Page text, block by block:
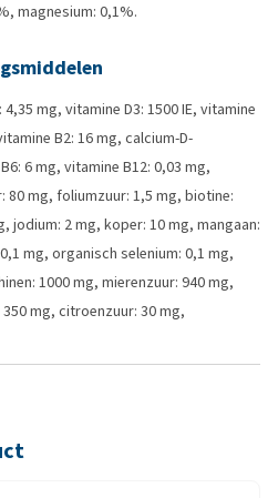
magnesium: 0,1%.
mg, vitamine D3: 1500 IE, vitamine
B2: 16 mg, calcium-D-
6 mg, vitamine B12: 0,03 mg,
80 mg, foliumzuur: 1,5 mg, biotine:
jodium: 2 mg, koper: 10 mg, mangaan:
mg, organisch selenium: 0,1 mg,
1000 mg, mierenzuur: 940 mg,
mg, citroenzuur: 30 mg,